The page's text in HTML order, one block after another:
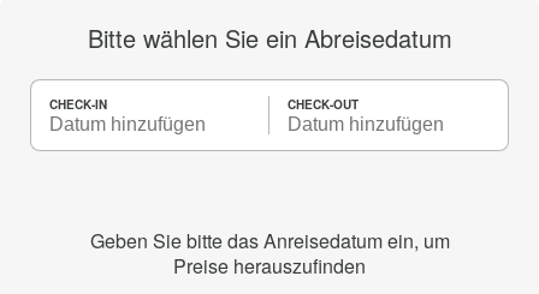
Bitte wählen Sie ein Abreisedatum
CHECK-IN CHECK-OUT
Geben Sie bitte das Anreisedatum ein, um
Preise herauszufinden